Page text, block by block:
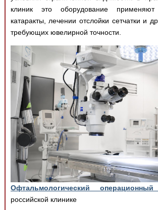
клиник это оборудование
катаракты, лечении отслойки сетчатки и
требующих ювелирной точности.
Офтальмологический
российской клинике